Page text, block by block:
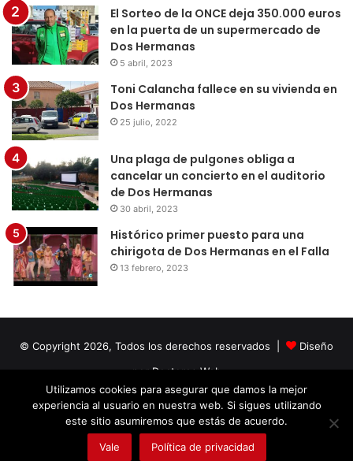
El Sorteo de la ONCE deja 350.000 euros
en la puerta de un supermercado de
Dos Hermanas
5 abril, 2023
Toni Calancha fallece en su vivienda en
Dos Hermanas
25 julio, 2022
Una plaga de pulgones obliga a
cancelar un concierto en el auditorio
de Dos Hermanas
30 abril, 2023
Histórico primer puesto para una
chirigota de Dos Hermanas en el Falla
13 febrero, 2023
© Copyright 2026, Todos los derechos reservados |
Diseño
por Doctores Web
Facebook
TwitterLinkedInYouTubeInstagram
Utilizamos cookies para asegurar que damos la mejor
experiencia al usuario en nuestra web. Si sigues utilizando
este sitio asumiremos que estás de acuerdo.
Vale Política de privacidad